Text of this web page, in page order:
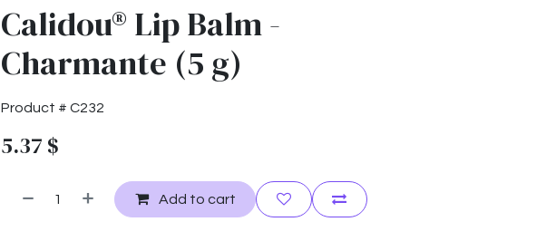
Calidou® Lip Balm -
Charmante (5 g)
Product # C232
5.37 $
Add to cart